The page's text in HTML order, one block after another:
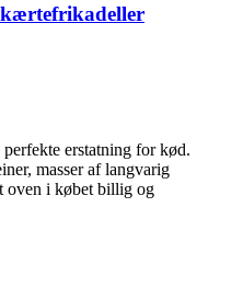
erstatning for kød.
masser af langvarig
oven i købet billig og